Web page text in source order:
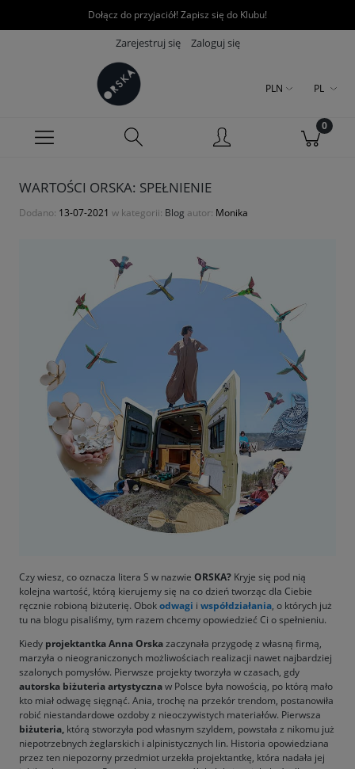
Dołącz do przyjaciół! Zapisz się do Klubu!
Zarejestruj się Zaloguj się
PLN PL
WARTOŚCI ORSKA: SPEŁNIENIE
Dodano: 13-07-2021 w kategorii: Blog autor: Monika
Czy wiesz, co oznacza litera S w nazwie ORSKA? Kryje się pod nią
kolejna wartość, którą kierujemy się na co dzień tworząc dla Ciebie
ręcznie robioną biżuterię. Obokodwagi i współdziałania, o których już
tu na blogu pisaliśmy, tym razem chcemy opowiedzieć Ci o spełnieniu.
Kiedy projektantka Anna Orskazaczynała przygodę z własną firmą,
marzyła o nieograniczonych możliwościach realizacji nawet najbardziej
szalonych pomysłów. Pierwsze projekty tworzyła w czasach, gdy
autorska biżuteria artystycznaw Polsce była nowością, po którą mało
kto miał odwagę sięgnąć. Ania, trochę na przekór trendom, postanowiła
robić niestandardowe ozdoby z nieoczywistych materiałów. Pierwsza
biżuteria, którą stworzyła pod własnym szyldem, powstała z nikomu już
niepotrzebnych żeglarskich i alpinistycznych lin. Historia opowiedziana
przez ten niepozorny przedmiot urzekła projektantkę, która nadała jej